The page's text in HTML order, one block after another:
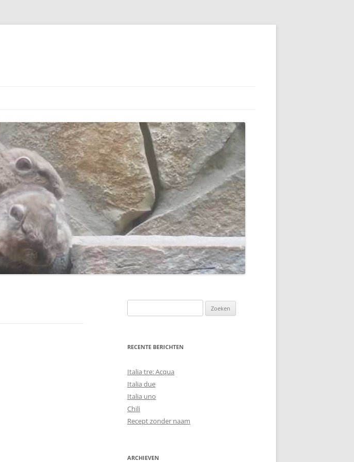
naar:
RECENTE BERICHTEN
Italia tre: Acqua
Italia due
Italia uno
Chili
Recept zonder naam
ARCHIEVEN